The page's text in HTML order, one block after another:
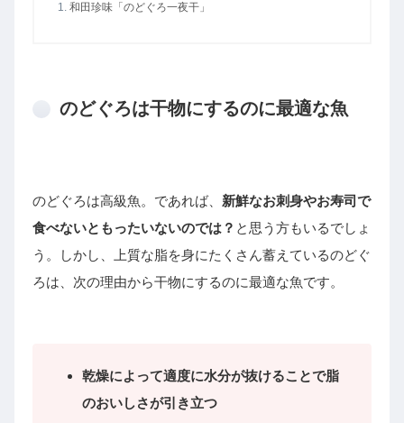
和田珍味「のどぐろ一夜干」
のどぐろは干物にするのに最適な魚
のどぐろは高級魚。であれば、 新鮮なお刺身やお寿司で
食べないともったいないのでは？ と思う方もいるでしょ
う。しかし、上質な脂を身にたくさん蓄えているのどぐ
ろは、次の理由から干物にするのに最適な魚です。
乾燥によって適度に水分が抜けることで脂
のおいしさが引き立つ